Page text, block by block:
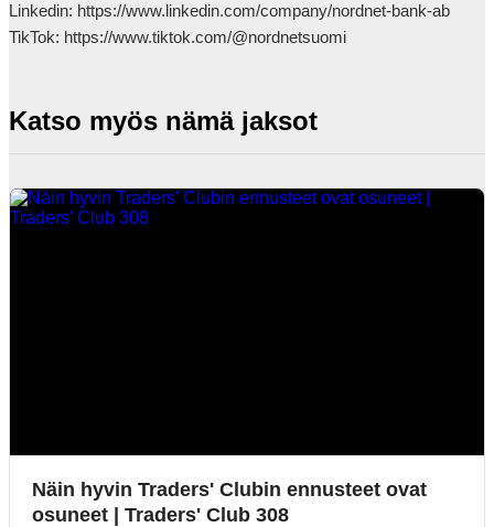
Linkedin: https://www.linkedin.com/company/nordnet-bank-ab
TikTok: https://www.tiktok.com/@nordnetsuomi
Katso myös nämä jaksot
Näin hyvin Traders' Clubin ennusteet ovat
osuneet | Traders' Club 308